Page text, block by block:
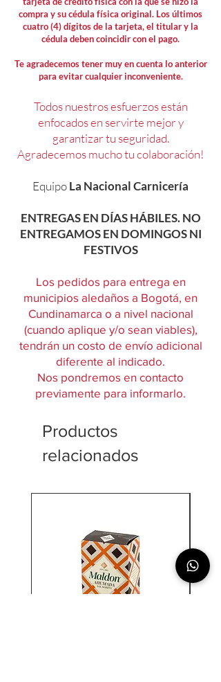
compra y su cédula física original. Los últimos
cuatro (4) dígitos de la tarjeta, el titular y la
cédula deben coincidir con el pago.
Te agradecemos tener muy en cuenta lo anterior
para evitar cualquier inconveniente.
Todos nuestros esfuerzos están
enfocados en servirte mejor y
garantizar tu seguridad.
Agradecemos mucho tu colaboración!
EquipoLa Nacional Carnicería
ENTREGAS EN DÍAS HÁBILES. NO
ENTREGAMOS EN DOMINGOS NI
FESTIVOS
Los pedidos para entrega en
municipios aledaños a Bogotá, en
Cundinamarca o a nivel nacional
(cuando aplique y/o sean viables),
tendrán un costo de envío adicional
diferente al indicado.
Nos pondremos en contacto
previamente para informarlo.
Productos
relacionados